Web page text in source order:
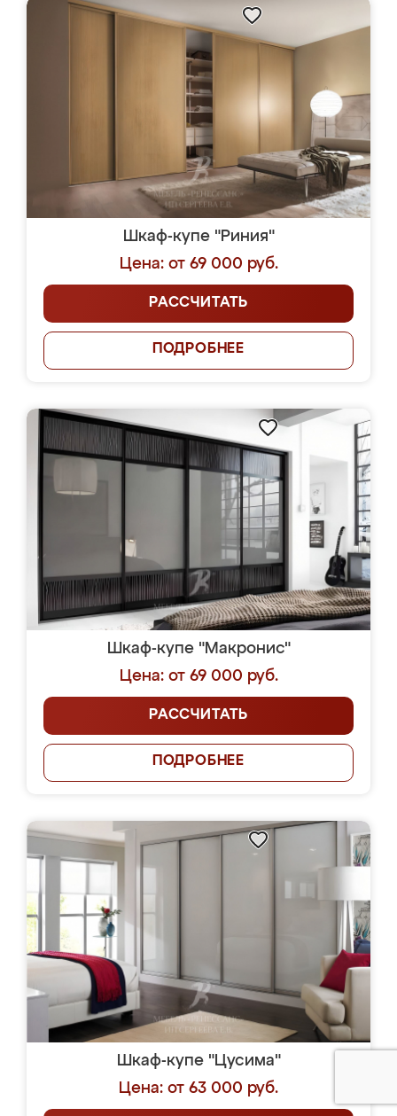
Шкаф-купе "Риния"
Цена: от 69 000 руб.
РАССЧИТАТЬ
ПОДРОБНЕЕ
Шкаф-купе "Макронис"
Цена: от 69 000 руб.
РАССЧИТАТЬ
ПОДРОБНЕЕ
Шкаф-купе "Цусима"
Цена: от 63 000 руб.